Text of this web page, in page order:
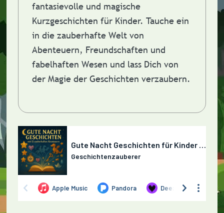
fantasievolle und magische
Kurzgeschichten für Kinder. Tauche ein
in die zauberhafte Welt von
Abenteuern, Freundschaften und
fabelhaften Wesen und lass Dich von
der Magie der Geschichten verzaubern.